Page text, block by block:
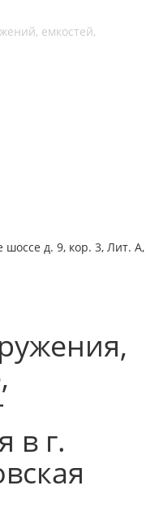
емкостей,
шоссе д. 9, кор. 3, Лит. А,
в г.